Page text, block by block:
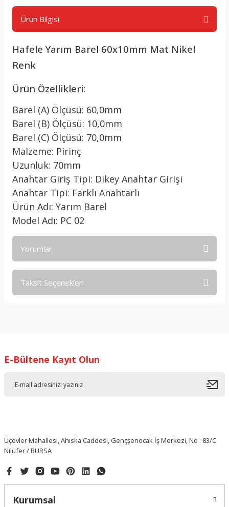
Ürün Bilgisi
Hafele Yarım Barel 60x10mm Mat Nikel
Renk
Ürün Özellikleri:
Barel (A) Ölçüsü: 60,0mm
Barel (B) Ölçüsü: 10,0mm
Barel (C) Ölçüsü: 70,0mm
Malzeme: Pirinç
Uzunluk: 70mm
Anahtar Giriş Tipi: Dikey Anahtar Girişi
Anahtar Tipi: Farklı Anahtarlı
Ürün Adı: Yarım Barel
Model Adı: PC 02
Yorumlar
Taksit Seçenekleri
E-Bültene Kayıt Olun
Üçevler Mahallesi, Ahıska Caddesi, Gençşenocak İş Merkezi, No : 83/C
Nilüfer / BURSA
Kurumsal